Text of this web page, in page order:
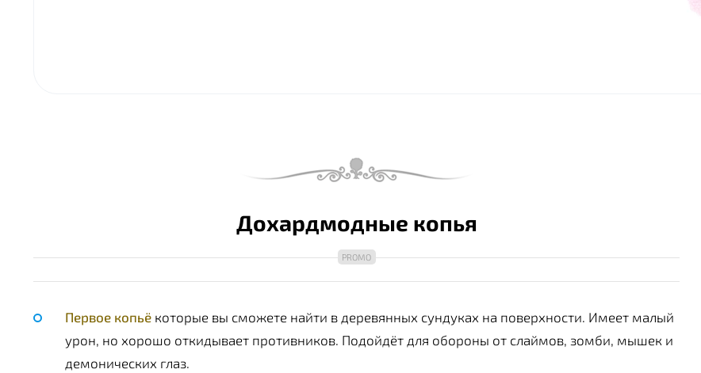
Дохардмодные копья
Первое копьё которые вы сможете найти в деревянных сундуках на поверхности. Имеет малый
урон, но хорошо откидывает противников. Подойдёт для обороны от слаймов, зомби, мышек и
демонических глаз.